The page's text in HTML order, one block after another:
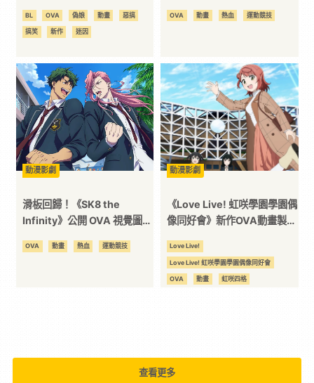
3C
科
技
全
方
位
資
《Chico to Pico》
BL OVA 偽娘 動畫 惡搞
搞笑 新作 迷因
負責
OVA 動畫 熱血 運動競技
動漫影劇
滑板回歸！《SK8 the
Infinity》公開 OVA 視覺圖，
OVA 動畫 熱血 運動競技
動漫影劇
《Love Live! 虹咲學園學園偶
像同好會》新作OVA動畫製作
Love Live!
Love Live! 虹咲學園學園偶像同好會
OVA 動畫 虹咲四格
查看更多